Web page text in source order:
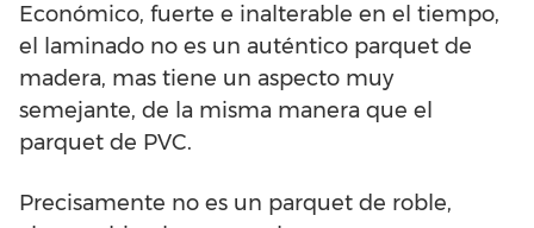
Económico, fuerte e inalterable en el tiempo,
el laminado no es un auténtico parquet de
madera, mas tiene un aspecto muy
semejante, de la misma manera que el
parquet de PVC.
Precisamente no es un parquet de roble,